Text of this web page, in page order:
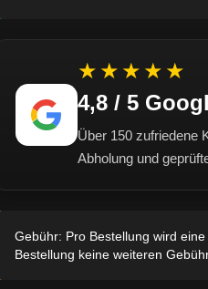
★★★★★
4,8 / 5
Über 150 zufriedene
Abholung und
Gebühr: Pro Bestellung wird
Bestellung keine weiteren